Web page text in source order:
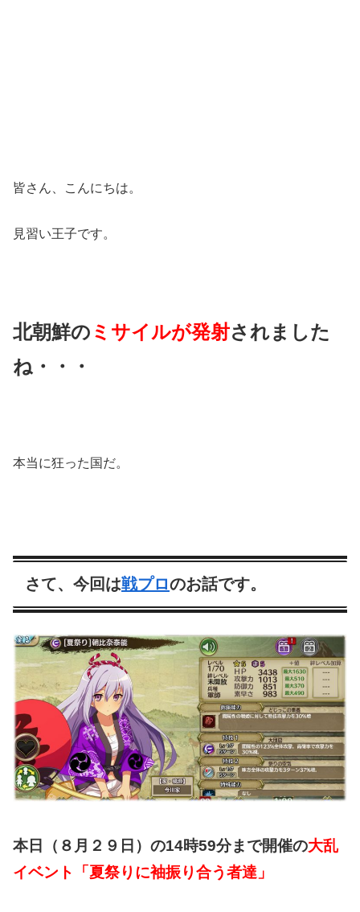
皆さん、こんにちは。
見習い王子です。
北朝鮮の ミサイルが発射されました
ね・・・
本当に狂った国だ。
さて、今回は戦プロのお話です。
本日（８月２９日）の14時59分まで開催の大乱
イベント「夏祭りに袖振り合う者達」